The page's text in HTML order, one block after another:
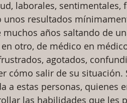
laborales, sentimentales,
unos resultados
muchos años saltando de
otro, de médico en
agotados,
cómo salir de su situación.
a estas personas, quienes
las habilidades que les